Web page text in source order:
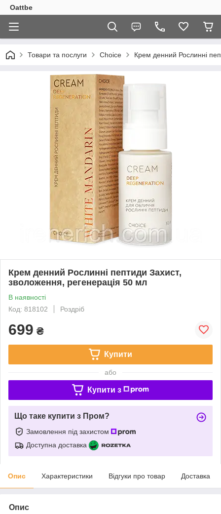
Oattbe
Товари та послуги Choice Крем денний Рослинні
Крем денний Рослинні пептиди Захист,
зволоження, регенерація 50 мл
В наявності
Код: 818102
Роздріб
699 ₴
Купити
або
Купити з
Що таке купити з Пром?
Замовлення під захистом
Доступна доставка
Опис Характеристики Відгуки про товар Доставка
Опис